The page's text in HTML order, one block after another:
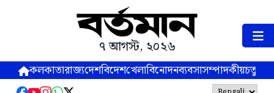
৭ আগস্ট, ২০২৬
কলকাতারাজ্যদেশবিদেশখেলাবিনোদনব্যবসাসম্পাদকীয়